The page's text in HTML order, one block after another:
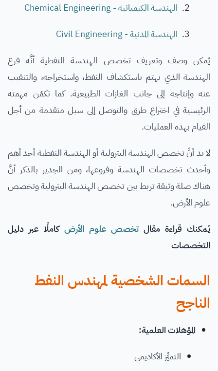
الهندسة الكيميائية - Chemical Engineering
الهندسة المدنية - Civil Engineering
يُمكن وصف وتعريف تخصص الهندسة النفطية أنَّه فرع
الهندسة الذي يهتم باستكشاف النفط، واستخراجه، والتنقيب
عنه وإنتاجه إلى جانب الغازات الطبيعية. كما تكمُن مهمته
الرئيسية في اختراع طرق والتوصل إلى سبل متقدمة من أجل
القيام بهذه العمليات.
لا بد أنَّ تخصص الهندسة البترولية أو الهندسة النفطية أحد أهم
وأحدث تخصصات الهندسة وفروعها، ومن الجدير بالذكر أنَّ
هناك صلة وثيقة تربط بين تخصص الهندسة البترولية وتخصص
علوم الأرض.
يُمكنك قراءة مقالتخصص علوم الأرض كاملًا عبر دليل
التخصصات
السمات الشخصية لمهندس النفط
الناجح
المؤهلات العلمية:
التميُّز الأكاديمي